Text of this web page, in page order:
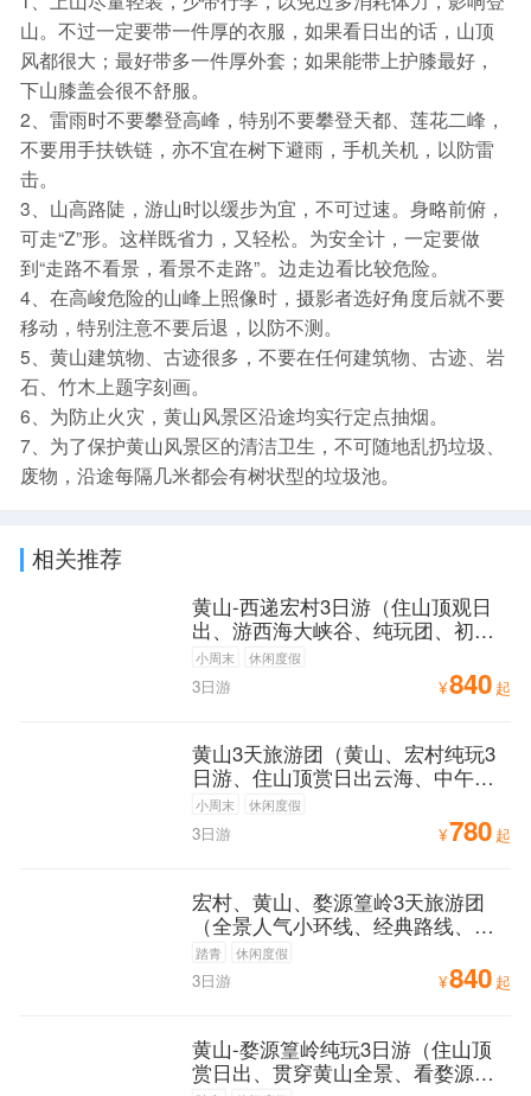
山。不过一定要带一件厚的衣服，如果看日出的话，山顶
风都很大；最好带多一件厚外套；如果能带上护膝最好，
下山膝盖会很不舒服。
2、雷雨时不要攀登高峰，特别不要攀登天都、莲花二峰，
不要用手扶铁链，亦不宜在树下避雨，手机关机，以防雷
击。
3、山高路陡，游山时以缓步为宜，不可过速。身略前俯，
可走“Z”形。这样既省力，又轻松。为安全计，一定要做
到“走路不看景，看景不走路”。边走边看比较危险。
4、在高峻危险的山峰上照像时，摄影者选好角度后就不要
移动，特别注意不要后退，以防不测。
5、黄山建筑物、古迹很多，不要在任何建筑物、古迹、岩
石、竹木上题字刻画。
6、为防止火灾，黄山风景区沿途均实行定点抽烟。
7、为了保护黄山风景区的清洁卫生，不可随地乱扔垃圾、
废物，沿途每隔几米都会有树状型的垃圾池。
相关推荐
黄山-西递宏村3日游（住山顶观日
出、游西海大峡谷、纯玩团、初到
黄山必游路线）
小周末 休闲度假
¥840 起
3日游
黄山3天旅游团（黄山、宏村纯玩3
日游、住山顶赏日出云海、中午发
团、高铁站可接）
小周末 休闲度假
¥780 起
3日游
宏村、黄山、婺源篁岭3天旅游团
（全景人气小环线、经典路线、中
午发团、高铁站可接）
踏青 休闲度假
¥840 起
3日游
黄山-婺源篁岭纯玩3日游（住山顶
赏日出、贯穿黄山全景、看婺源油